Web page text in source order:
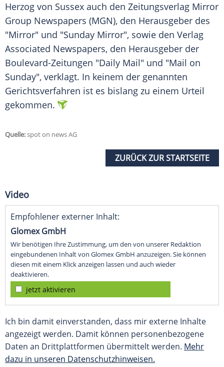
Herzog von Sussex auch den Zeitungsverlag Mirror
Group Newspapers (MGN), den Herausgeber des
"Mirror" und "Sunday Mirror", sowie den Verlag
Associated Newspapers, den Herausgeber der
Boulevard-Zeitungen "Daily Mail" und "Mail on
Sunday", verklagt. In keinem der genannten
Gerichtsverfahren ist es bislang zu einem Urteil
gekommen.
Quelle:spot on news AG
ZURÜCK ZUR STARTSEITE
Video
Empfohlener externer Inhalt:
Glomex GmbH
Wir benötigen Ihre Zustimmung, um den von unserer Redaktion
eingebundenen Inhalt von Glomex GmbH anzuzeigen. Sie können
diesen mit einem Klick anzeigen lassen und auch wieder
deaktivieren.
jetzt aktivieren
Ich bin damit einverstanden, dass mir externe Inhalte
angezeigt werden. Damit können personenbezogene
Daten an Drittplattformen übermittelt werden. Mehr
dazu in unseren Datenschutzhinweisen.